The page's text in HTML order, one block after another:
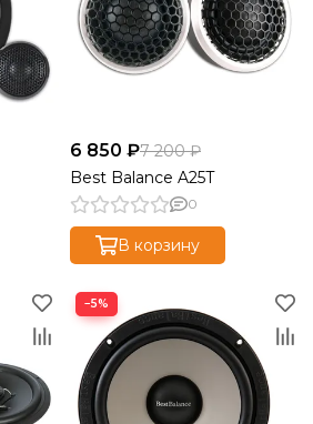
6 850 ₽7 200 ₽
Best Balance A25T
0
В корзину
−5%